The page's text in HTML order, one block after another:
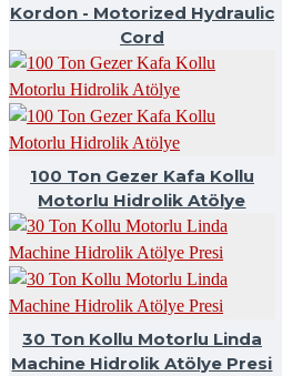
Kordon - Motorized Hydraulic
Cord
100 Ton Gezer Kafa Kollu
Motorlu Hidrolik Atölye
30 Ton Kollu Motorlu Linda
Machine Hidrolik Atölye Presi